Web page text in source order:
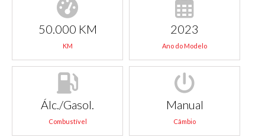
50.000 KM
KM
2023
Ano do Modelo
Álc./Gasol.
Combustível
Manual
Câmbio